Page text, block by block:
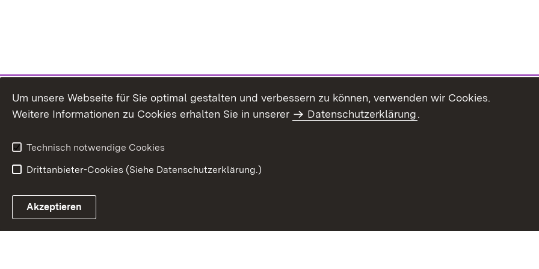
Um unsere Webseite für Sie optimal gestalten und verbessern zu können, verwenden wir Cookies.
Weitere Informationen zu Cookies erhalten Sie in unserer
Datenschutzerklärung.
Technisch notwendige Cookies
Drittanbieter-Cookies (Siehe Datenschutzerklärung.)
Akzeptieren